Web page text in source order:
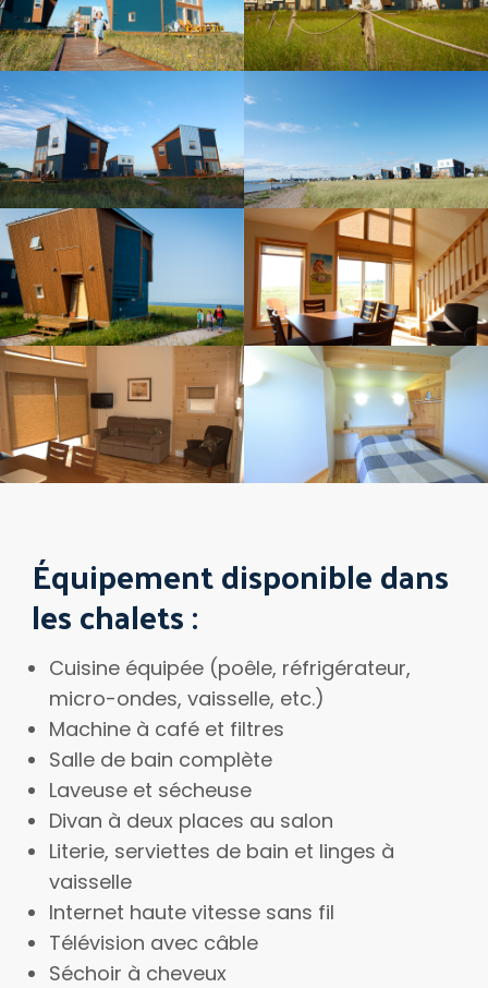
Équipement disponible dans
les chalets :
Cuisine équipée (poêle, réfrigérateur,
micro-ondes, vaisselle, etc.)
Machine à café et filtres
Salle de bain complète
Laveuse et sécheuse
Divan à deux places au salon
Literie, serviettes de bain et linges à
vaisselle
Internet haute vitesse sans fil
Télévision avec câble
Séchoir à cheveux